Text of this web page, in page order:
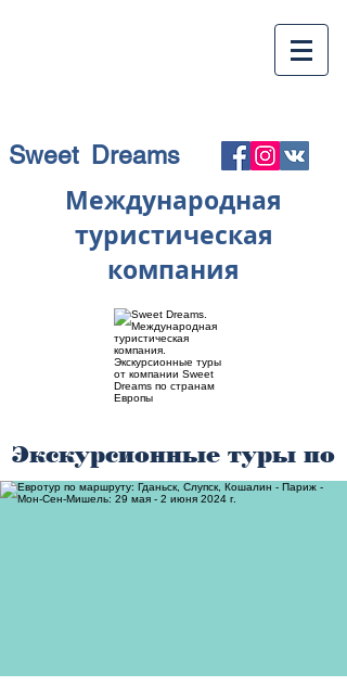
Sweet Dreams
Международная
туристическая
компания
Экскурсионные туры по
странам Европы